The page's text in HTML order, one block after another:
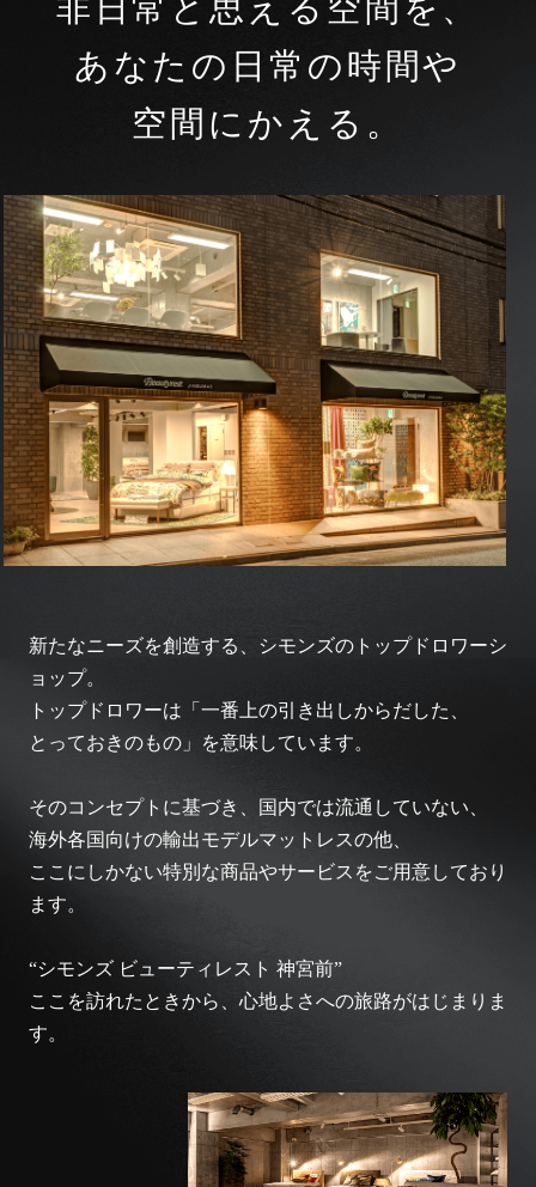
非日常と思える空間を、
あなたの日常の時間や
空間にかえる。
新たなニーズを創造する、シモンズのトップドロワーシ
ョップ。
トップドロワーは「一番上の引き出しからだした、
とっておきのもの」を意味しています。
そのコンセプトに基づき、国内では流通していない、
海外各国向けの輸出モデルマットレスの他、
ここにしかない特別な商品やサービスをご用意しており
ます。
“シモンズ ビューティレスト 神宮前”
ここを訪れたときから、心地よさへの旅路がはじまりま
す。